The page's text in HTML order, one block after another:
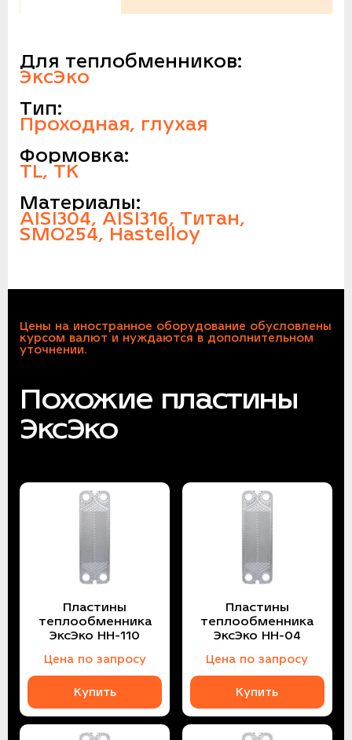
Для теплобменников:
ЭксЭко
Тип:
Проходная, глухая
Формовка:
TL, TK
Материалы:
AISI304, AISI316, Титан,
SMO254, Hastelloy
Цены на иностранное оборудование обусловлены
курсом валют и нуждаются в дополнительном
уточнении.
Похожие пластины
ЭксЭко
Пластины
теплообменника
ЭксЭко НН-110
Цена по запросу
Купить
Пластины
теплообменника
ЭксЭко НН-04
Цена по запросу
Купить